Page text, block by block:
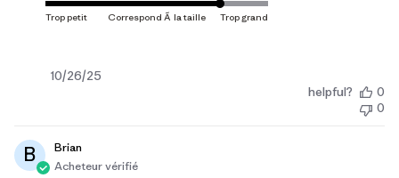
Date
10/26/25
helpful?
0
0
B
Brian
Acheteur vérifié